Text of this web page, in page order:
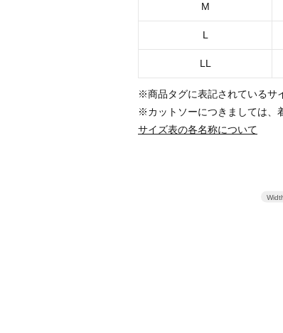
M
L
LL
※商品タグに表記されているサ
※カットソーにつきましては、
サイズ表の各名称について